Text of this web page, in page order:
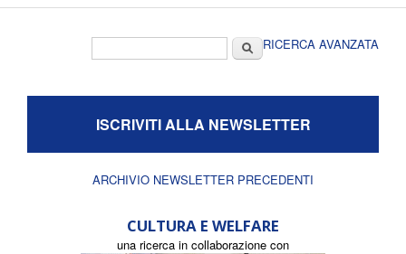
CercaRICERCA AVANZATA
ISCRIVITI ALLA NEWSLETTER
ARCHIVIO NEWSLETTER PRECEDENTI
CULTURA E WELFARE
una ricerca in collaborazione con